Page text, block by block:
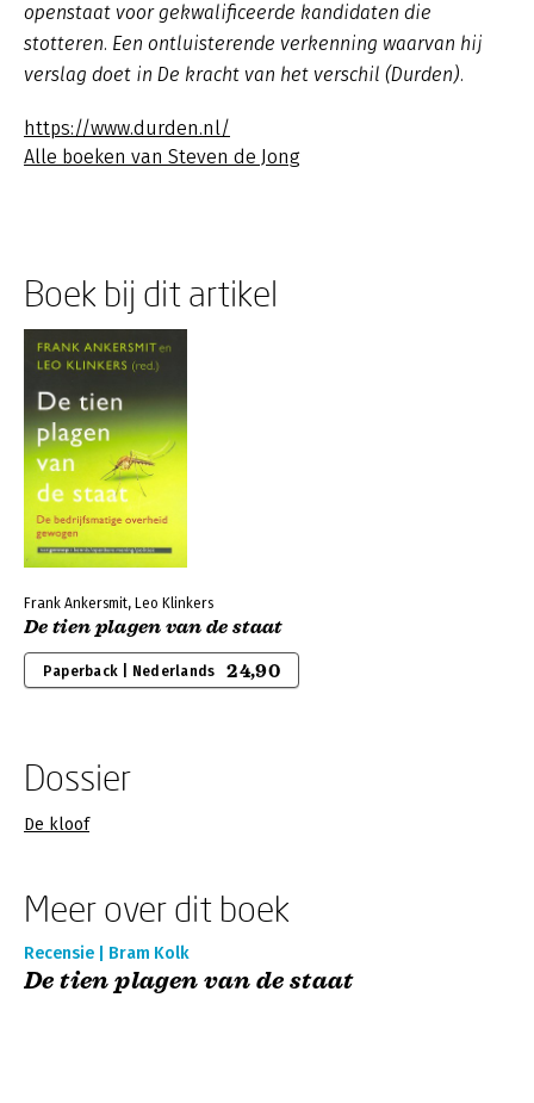
openstaat voor gekwalificeerde kandidaten die
stotteren. Een ontluisterende verkenning waarvan hij
verslag doet in De kracht van het verschil (Durden).
https://www.durden.nl/
Alle boeken van Steven de Jong
Boek bij dit artikel
Frank Ankersmit, Leo Klinkers
De tien plagen van de staat
Paperback | Nederlands 24,90
Dossier
De kloof
Meer over dit boek
Recensie | Bram Kolk
De tien plagen van de staat